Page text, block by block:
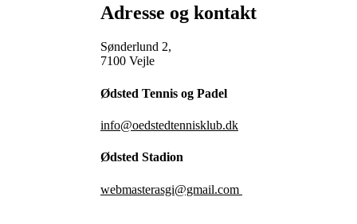
Adresse og kontakt
Sønderlund 2,
7100 Vejle
Ødsted Tennis og Padel
info@oedstedtennisklub.dk
Ødsted Stadion
webmasterasgi@gmail.com